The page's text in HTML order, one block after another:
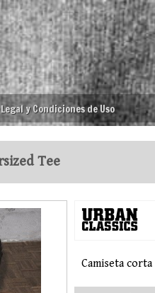
y Condiciones de Uso
Tee
Camiseta